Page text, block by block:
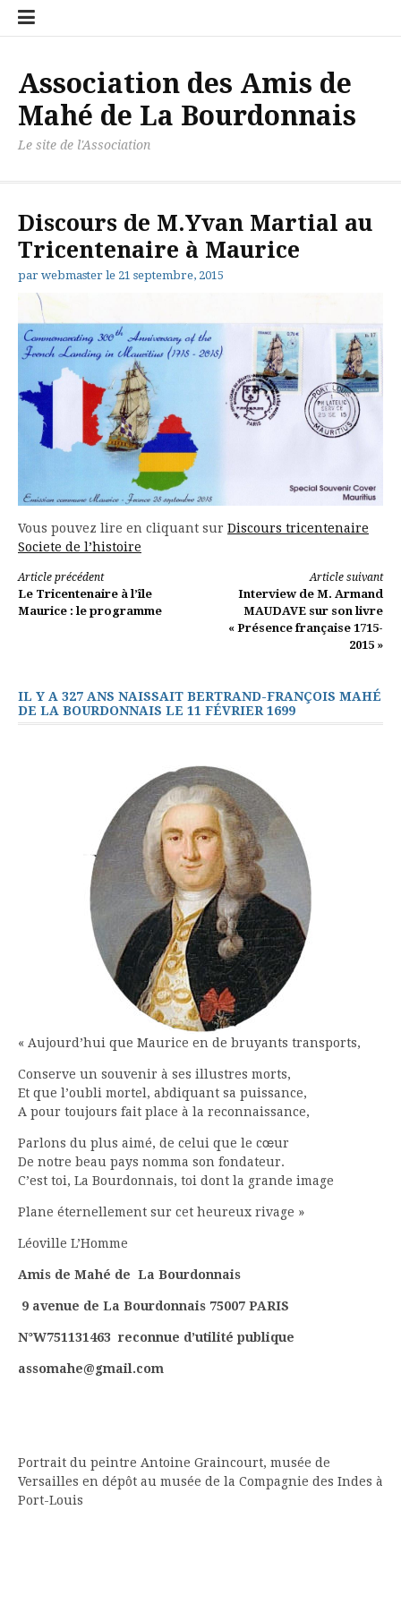
Aller
de
Association des Amis de
Mahé de La Bourdonnais
Le site de l'Association
Discours de M.Yvan Martial au
Tricentenaire à Maurice
par webmaster le 21 septembre, 2015
Vous pouvez lire en cliquant sur Discours tricentenaire
Societe de l’histoire
Lire
la
Article précédent
Le Tricentenaire à l’île
Maurice : le programme
Article suivant
Interview de M. Armand
MAUDAVE sur son livre
« Présence française 1715-
2015 »
IL Y A 327 ANS NAISSAIT BERTRAND-FRANÇOIS MAHÉ
DE LA BOURDONNAIS LE 11 FÉVRIER 1699
« Aujourd’hui que Maurice en de bruyants transports,
Conserve un souvenir à ses illustres morts,
Et que l’oubli mortel, abdiquant sa puissance,
A pour toujours fait place à la reconnaissance,
Parlons du plus aimé, de celui que le cœur
De notre beau pays nomma son fondateur.
C’est toi, La Bourdonnais, toi dont la grande image
Plane éternellement sur cet heureux rivage »
Léoville L’Homme
Amis de Mahé de La Bourdonnais
9 avenue de La Bourdonnais 75007 PARIS
N°W751131463 reconnue d’utilité publique
assomahe@gmail.com
Portrait du peintre Antoine Graincourt, musée de
Versailles en dépôt au musée de la Compagnie des Indes à
Port-Louis